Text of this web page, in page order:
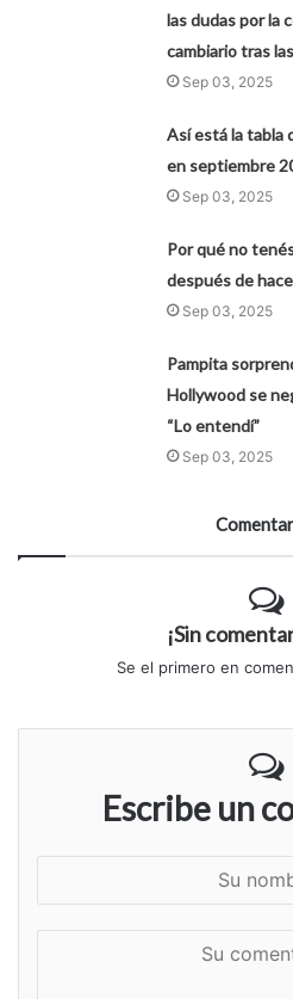
las dudas por la
cambiario tras
Sep 03, 2025
Así está la tabla
en septiembre
Sep 03, 2025
Por qué no
después de
Sep 03, 2025
Pampita
Hollywood se
“Lo entendí”
Sep 03, 2025
¡Sin
Se el primero en
Escribe un